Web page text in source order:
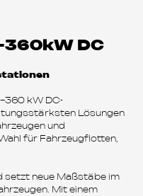
DC
kW DC-
Lösungen
und
für Fahrzeugflotten,
setzt neue Maßstäbe im
Mit einem